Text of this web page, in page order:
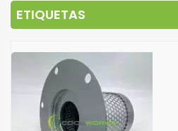
ETIQUETAS